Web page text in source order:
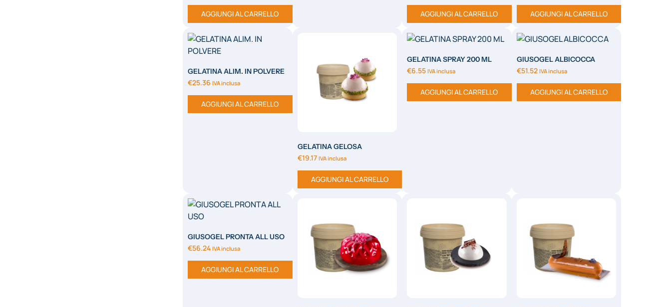
AGGIUNGI AL CARRELLO AGGIUNGI AL CARRELLO AGGIUNGI AL CARRELLO
GELATINA ALIM. IN POLVERE
€25.36 IVA inclusa
AGGIUNGI AL CARRELLO
GELATINA GELOSA
€19.17 IVA inclusa
AGGIUNGI AL CARRELLO
GELATINA SPRAY 200 ML
€6.55 IVA inclusa
AGGIUNGI AL CARRELLO
GIUSOGEL ALBICOCCA
€51.52 IVA inclusa
AGGIUNGI AL CARRELLO
GIUSOGEL PRONTA ALL USO
€56.24 IVA inclusa
AGGIUNGI AL CARRELLO